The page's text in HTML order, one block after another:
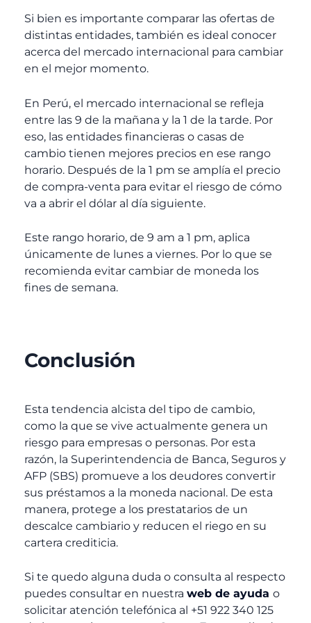
Si bien es importante comparar las ofertas de
distintas entidades, también es ideal conocer
acerca del mercado internacional para cambiar
en el mejor momento.
En Perú, el mercado internacional se refleja
entre las 9 de la mañana y la 1 de la tarde. Por
eso, las entidades financieras o casas de
cambio tienen mejores precios en ese rango
horario. Después de la 1 pm se amplía el precio
de compra-venta para evitar el riesgo de cómo
va a abrir el dólar al día siguiente.
Este rango horario, de 9 am a 1 pm, aplica
únicamente de lunes a viernes. Por lo que se
recomienda evitar cambiar de moneda los
fines de semana.
Conclusión
Esta tendencia alcista del tipo de cambio,
como la que se vive actualmente genera un
riesgo para empresas o personas. Por esta
razón, la Superintendencia de Banca, Seguros y
AFP (SBS) promueve a los deudores convertir
sus préstamos a la moneda nacional. De esta
manera, protege a los prestatarios de un
descalce cambiario y reducen el riego en su
cartera crediticia.
Si te quedo alguna duda o consulta al respecto
puedes consultar en nuestra web de ayuda o
solicitar atención telefónica al +51 922 340 125